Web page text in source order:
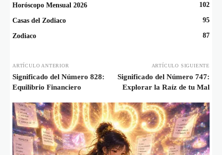
Horóscopo Mensual 2026 102
Casas del Zodiaco 95
Zodiaco 87
ARTÍCULO ANTERIOR
Significado del Número 828:
Equilibrio Financiero
ARTÍCULO SIGUIENTE
Significado del Número 747:
Explorar la Raíz de tu Mal